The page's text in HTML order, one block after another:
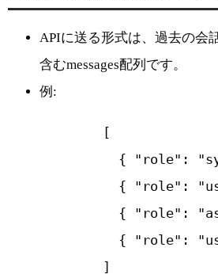
APIに送る形式は、過去の会
含むmessages配列です。
例:
        [
{ "role":
{ "role":
{ "role":
{ "role":
        ]